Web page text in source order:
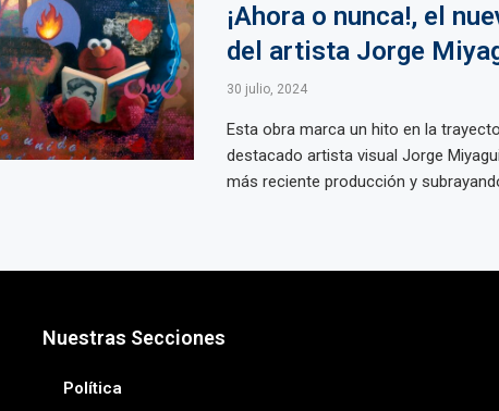
¡Ahora o nunca!, el
del artista Jorge
30 julio, 2024
Esta obra marca un hito en la
destacado artista visual Jorge
más reciente producción y
Nuestras Secciones
Política